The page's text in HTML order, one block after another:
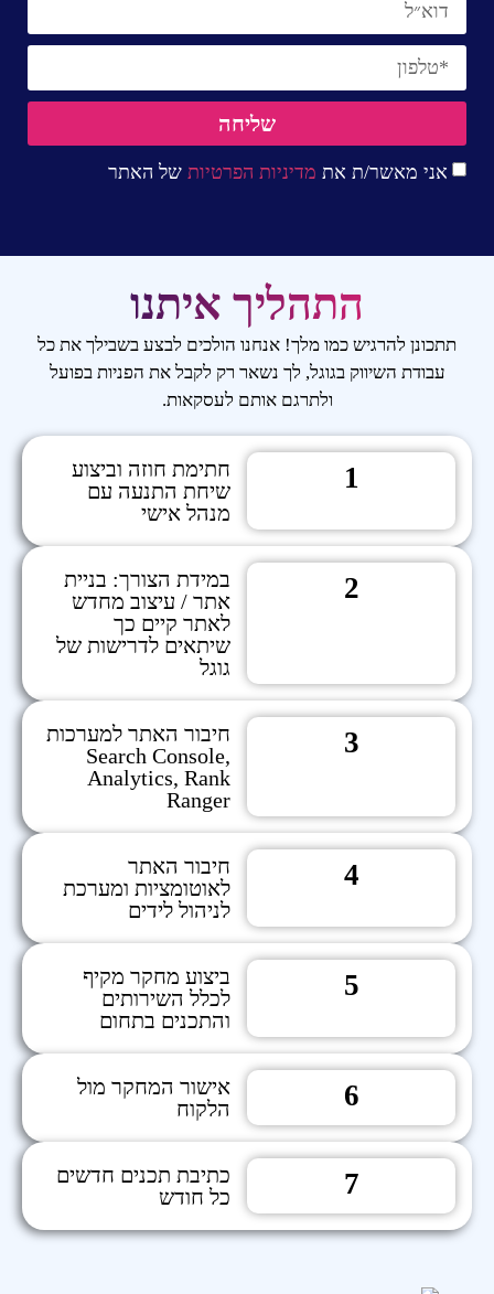
אני מאשר/ת את מדיניות הפרטיות של האתר
שליחה
התהליך איתנו
תתכונן להרגיש כמו מלך! אנחנו הולכים לבצע בשבילך את כל
עבודת השיווק בגוגל, לך נשאר רק לקבל את הפניות בפועל
ולתרגם אותם לעסקאות.
1
חתימת חוזה וביצוע
שיחת התנעה עם
מנהל אישי
2
במידת הצורך: בניית
אתר / עיצוב מחדש
לאתר קיים כך
שיתאים לדרישות של
גוגל
3
חיבור האתר למערכות
Search Console,
Analytics, Rank
Ranger
4
חיבור האתר
לאוטומציות ומערכת
לניהול לידים
5
ביצוע מחקר מקיף
לכלל השירותים
והתכנים בתחום
6
אישור המחקר מול
הלקוח
7
כתיבת תכנים חדשים
כל חודש